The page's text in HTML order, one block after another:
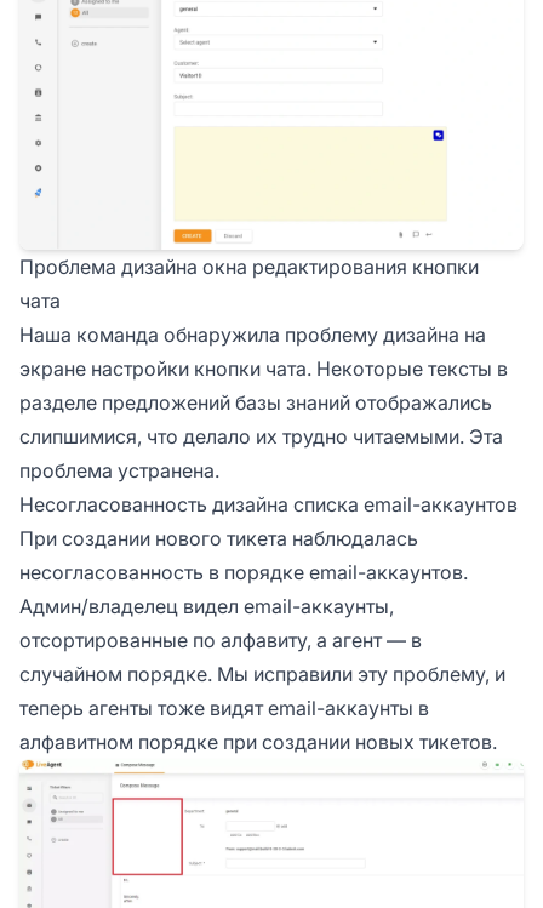
Проблема дизайна окна редактирования кнопки
чата
Наша команда обнаружила проблему дизайна на
экране настройки кнопки чата. Некоторые тексты в
разделе предложений базы знаний отображались
слипшимися, что делало их трудно читаемыми. Эта
проблема устранена.
Несогласованность дизайна списка email-аккаунтов
При создании нового тикета наблюдалась
несогласованность в порядке email-аккаунтов.
Админ/владелец видел email-аккаунты,
отсортированные по алфавиту, а агент — в
случайном порядке. Мы исправили эту проблему, и
теперь агенты тоже видят email-аккаунты в
алфавитном порядке при создании новых тикетов.